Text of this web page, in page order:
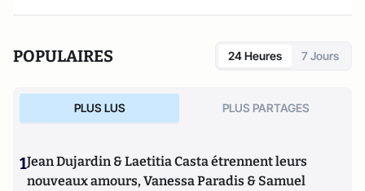
POPULAIRES 24 Heures 7 Jours
PLUS LUS PLUS PARTAGES
1Jean Dujardin & Laetitia Casta étrennent leurs
nouveaux amours, Vanessa Paradis & Samuel